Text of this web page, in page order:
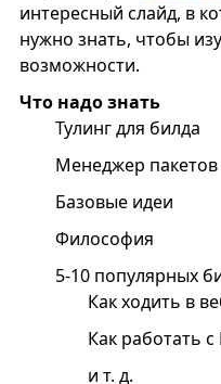
интересный слайд, в
нужно знать, чтобы
возможности.
Что надо знать
Тулинг для билда
Менеджер пакетов
Базовые идеи
Философия
5-10 популярных
Как ходить в
Как работать
и т. д.